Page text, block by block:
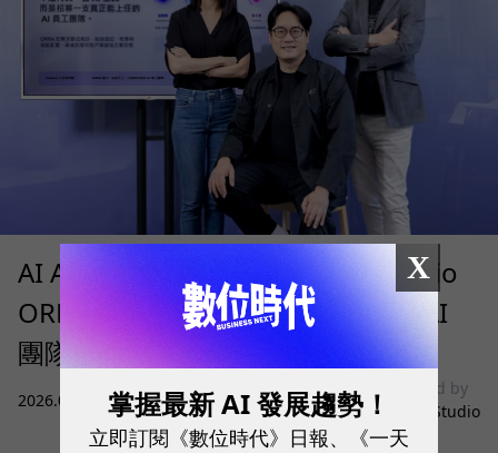
AI Agent 時代來了！SUPER 8 Studio
ORRA 如何讓企業快速招募、治理 AI
團隊？
2026.08.05 雲端運算與服務
sponsored by
SUPER 8 Studio
X
掌握最新 AI 發展趨勢！
立即訂閱《數位時代》日報、《一天